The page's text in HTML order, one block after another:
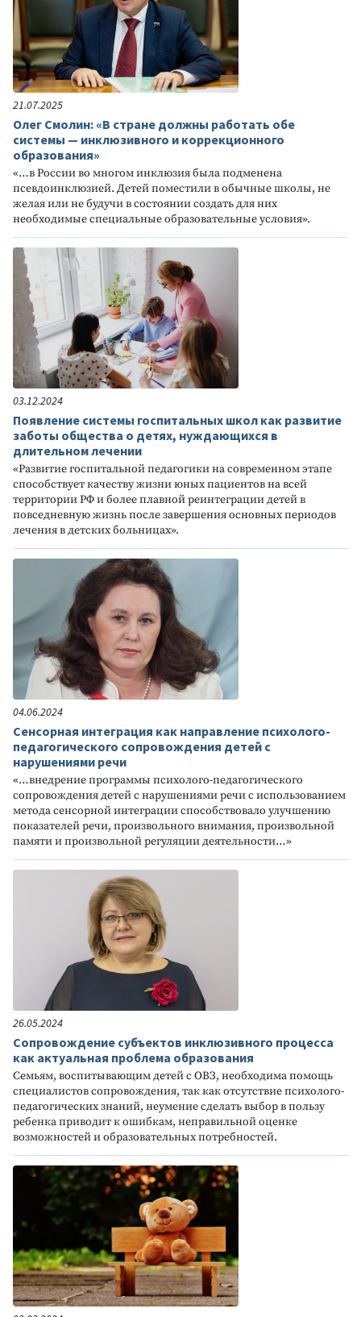
21.07.2025
Олег Смолин: «В стране должны работать обе
системы — инклюзивного и коррекционного
образования»
«…в России во многом инклюзия была подменена
псевдоинклюзией. Детей поместили в обычные школы, не
желая или не будучи в состоянии создать для них
необходимые специальные образовательные условия».
03.12.2024
Появление системы госпитальных школ как развитие
заботы общества о детях, нуждающихся в
длительном лечении
«Развитие госпитальной педагогики на современном этапе
способствует качеству жизни юных пациентов на всей
территории РФ и более плавной реинтеграции детей в
повседневную жизнь после завершения основных периодов
лечения в детских больницах».
04.06.2024
Сенсорная интеграция как направление психолого-
педагогического сопровождения детей с
нарушениями речи
«…внедрение программы психолого-педагогического
сопровождения детей с нарушениями речи с использованием
метода сенсорной интеграции способствовало улучшению
показателей речи, произвольного внимания, произвольной
памяти и произвольной регуляции деятельности…»
26.05.2024
Сопровождение субъектов инклюзивного процесса
как актуальная проблема образования
Семьям, воспитывающим детей с ОВЗ, необходима помощь
специалистов сопровождения, так как отсутствие психолого-
педагогических знаний, неумение сделать выбор в пользу
ребенка приводит к ошибкам, неправильной оценке
возможностей и образовательных потребностей.